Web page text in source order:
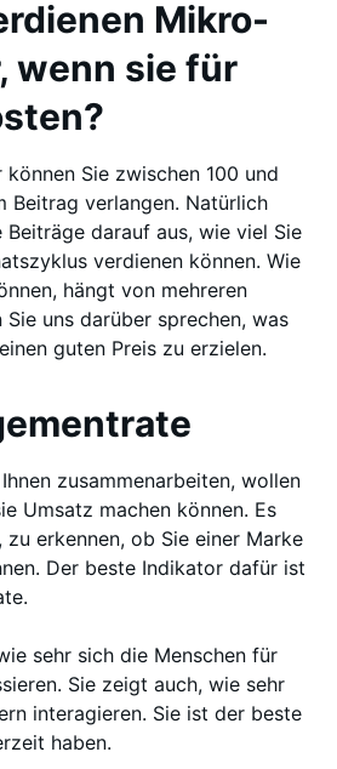
Mikro-
wenn sie für
Sie zwischen 100 und
Beitrag verlangen. Natürlich
darauf aus, wie viel Sie
verdienen können. Wie
hängt von mehreren
Sie uns darüber sprechen, was
guten Preis zu erzielen.
zusammenarbeiten, wollen
Umsatz machen können. Es
zu erkennen, ob Sie einer Marke
Der beste Indikator dafür ist
sehr sich die Menschen für
Sie zeigt auch, wie sehr
interagieren. Sie ist der beste
haben.